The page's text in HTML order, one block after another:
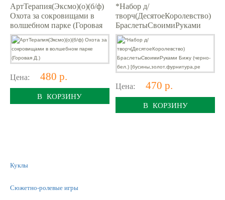
АртТерапия(Эксмо)(о)(б/ф)
Охота за сокровищами в
волшебном парке (Горовая
Д.)
Цена: 480 р.
В КОРЗИНУ
*Набор д/
творч(ДесятоеКоролевство)
БраслетыСвоимиРуками
Бижу (черно-бел.)
[бусины,золот.фурнитура,ре
Цена: 470 р.
В КОРЗИНУ
Куклы
Сюжетно-ролевые игры